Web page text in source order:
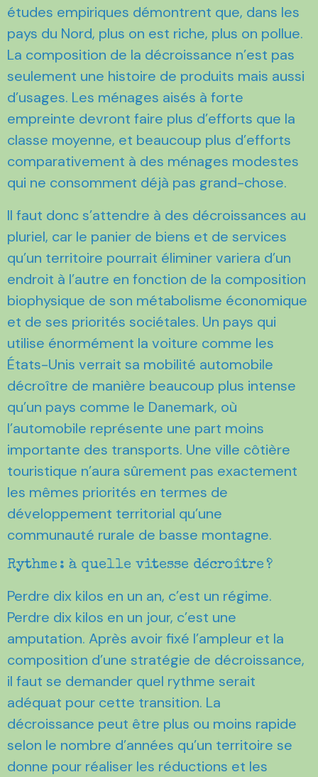
études empiriques démontrent que, dans les
pays du Nord, plus on est riche, plus on pollue.
La composition de la décroissance n’est pas
seulement une histoire de produits mais aussi
d’usages. Les ménages aisés à forte
empreinte devront faire plus d’efforts que la
classe moyenne, et beaucoup plus d’efforts
comparativement à des ménages modestes
qui ne consomment déjà pas grand-chose.
Il faut donc s’attendre à des décroissances au
pluriel, car le panier de biens et de services
qu’un territoire pourrait éliminer variera d’un
endroit à l’autre en fonction de la composition
biophysique de son métabolisme économique
et de ses priorités sociétales. Un pays qui
utilise énormément la voiture comme les
États-Unis verrait sa mobilité automobile
décroître de manière beaucoup plus intense
qu’un pays comme le Danemark, où
l’automobile représente une part moins
importante des transports. Une ville côtière
touristique n’aura sûrement pas exactement
les mêmes priorités en termes de
développement territorial qu’une
communauté rurale de basse montagne.
Rythme : à quelle vitesse décroître ?
Perdre dix kilos en un an, c’est un régime.
Perdre dix kilos en un jour, c’est une
amputation. Après avoir fixé l’ampleur et la
composition d’une stratégie de décroissance,
il faut se demander quel rythme serait
adéquat pour cette transition. La
décroissance peut être plus ou moins rapide
selon le nombre d’années qu’un territoire se
donne pour réaliser les réductions et les